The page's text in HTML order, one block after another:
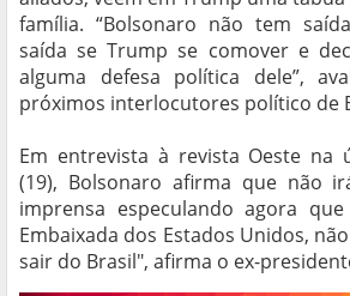
família. “Bolsonaro não tem
saída se Trump se comover e
alguma defesa política dele”,
próximos interlocutores político de
Em entrevista à revista Oeste na
(19), Bolsonaro afirma que não
imprensa especulando agora
Embaixada dos Estados Unidos,
sair do Brasil", afirma o ex-